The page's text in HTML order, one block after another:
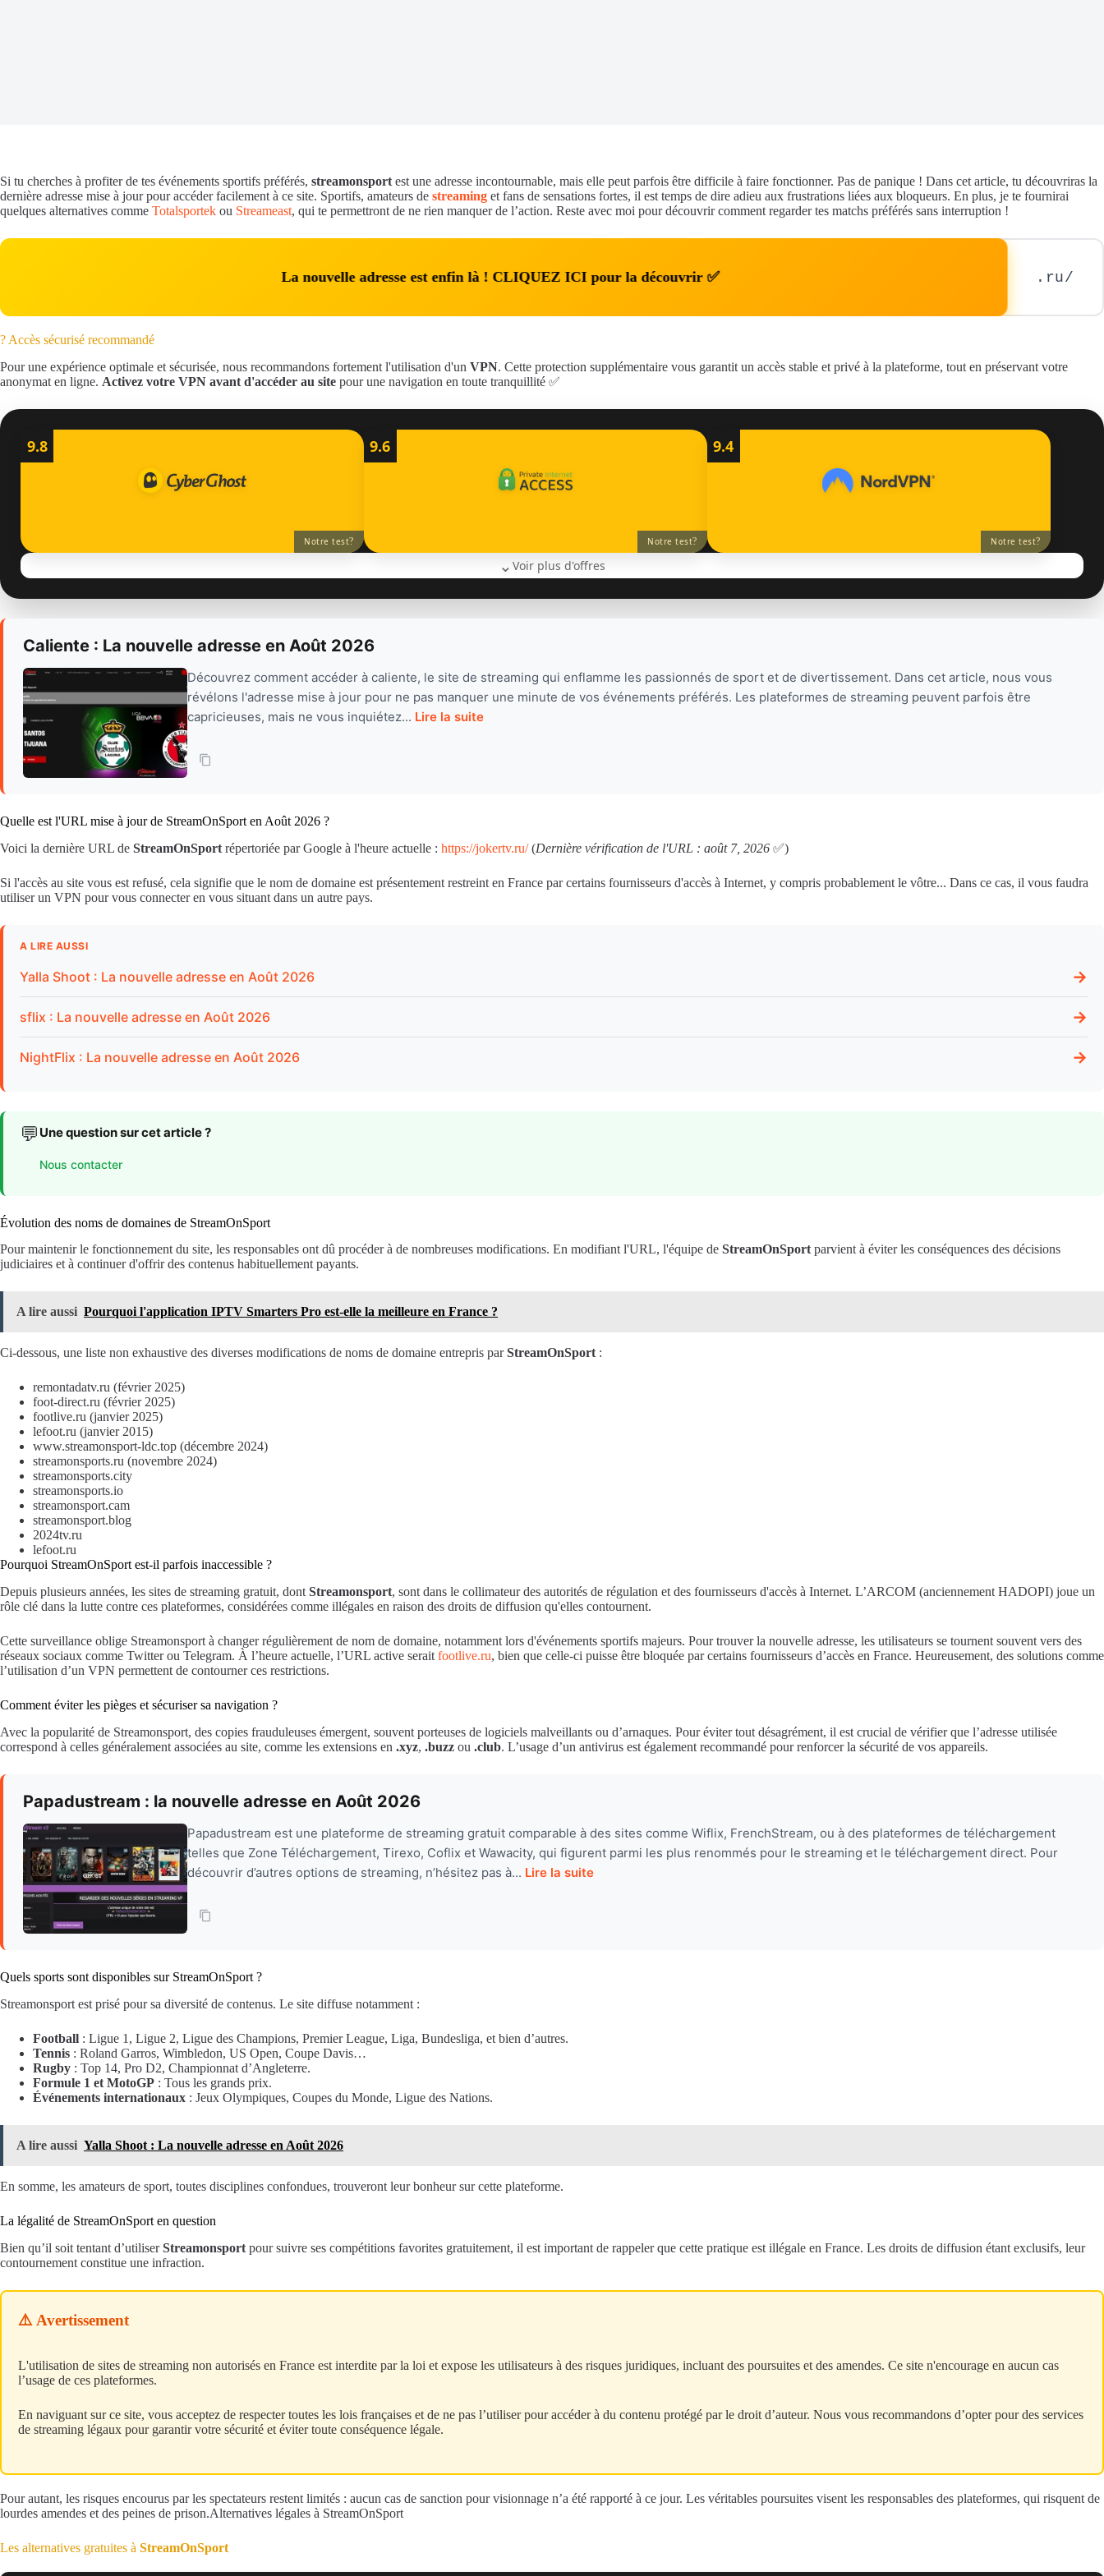
Si tu cherches à profiter de tes événements sportifs préférés, streamonsport est une adresse incontournable, mais elle peut parfois être difficile à faire fonctionner. Pas de panique ! Dans cet article, tu découvriras la
dernière adresse mise à jour pour accéder facilement à ce site. Sportifs, amateurs de streaming et fans de sensations fortes, il est temps de dire adieu aux frustrations liées aux bloqueurs. En plus, je te fournirai
quelques alternatives comme Totalsportek ou Streameast, qui te permettront de ne rien manquer de l’action. Reste avec moi pour découvrir comment regarder tes matchs préférés sans interruption !
La nouvelle adresse est enfin là ! CLIQUEZ ICI pour la découvrir ✅ .ru/
? Accès sécurisé recommandé
Pour une expérience optimale et sécurisée, nous recommandons fortement l'utilisation d'un VPN. Cette protection supplémentaire vous garantit un accès stable et privé à la plateforme, tout en préservant votre
anonymat en ligne. Activez votre VPN avant d'accéder au site pour une navigation en toute tranquillité ✅
9.8
Notre test?
9.6
Notre test?
9.4
Notre test?
⌄ Voir plus d'offres
Caliente : La nouvelle adresse en Août 2026
Découvrez comment accéder à caliente, le site de streaming qui enflamme les passionnés de sport et de divertissement. Dans cet article, nous vous
révélons l'adresse mise à jour pour ne pas manquer une minute de vos événements préférés. Les plateformes de streaming peuvent parfois être
capricieuses, mais ne vous inquiétez... Lire la suite
Quelle est l'URL mise à jour de StreamOnSport en Août 2026 ?
Voici la dernière URL de StreamOnSport répertoriée par Google à l'heure actuelle : https://jokertv.ru/(Dernière vérification de l'URL : août 7, 2026 ✅)
Si l'accès au site vous est refusé, cela signifie que le nom de domaine est présentement restreint en France par certains fournisseurs d'accès à Internet, y compris probablement le vôtre... Dans ce cas, il vous faudra
utiliser un VPN pour vous connecter en vous situant dans un autre pays.
A LIRE AUSSI
Yalla Shoot : La nouvelle adresse en Août 2026 →
sflix : La nouvelle adresse en Août 2026 →
NightFlix : La nouvelle adresse en Août 2026 →
💬 Une question sur cet article ?
Nous contacter
Évolution des noms de domaines de StreamOnSport
Pour maintenir le fonctionnement du site, les responsables ont dû procéder à de nombreuses modifications. En modifiant l'URL, l'équipe de StreamOnSport parvient à éviter les conséquences des décisions
judiciaires et à continuer d'offrir des contenus habituellement payants.
A lire aussi Pourquoi l'application IPTV Smarters Pro est-elle la meilleure en France ?
Ci-dessous, une liste non exhaustive des diverses modifications de noms de domaine entrepris parStreamOnSport :
remontadatv.ru (février 2025)
foot-direct.ru (février 2025)
footlive.ru (janvier 2025)
lefoot.ru (janvier 2015)
www.streamonsport-ldc.top (décembre 2024)
streamonsports.ru (novembre 2024)
streamonsports.city
streamonsports.io
streamonsport.cam
streamonsport.blog
2024tv.ru
lefoot.ru
Pourquoi StreamOnSport est-il parfois inaccessible ?
Depuis plusieurs années, les sites de streaming gratuit, dont Streamonsport, sont dans le collimateur des autorités de régulation et des fournisseurs d'accès à Internet. L’ARCOM (anciennement HADOPI) joue un
rôle clé dans la lutte contre ces plateformes, considérées comme illégales en raison des droits de diffusion qu'elles contournent.
Cette surveillance oblige Streamonsport à changer régulièrement de nom de domaine, notamment lors d'événements sportifs majeurs. Pour trouver la nouvelle adresse, les utilisateurs se tournent souvent vers des
réseaux sociaux comme Twitter ou Telegram. À l’heure actuelle, l’URL active serait footlive.ru, bien que celle-ci puisse être bloquée par certains fournisseurs d’accès en France. Heureusement, des solutions comme
l’utilisation d’un VPN permettent de contourner ces restrictions.
Comment éviter les pièges et sécuriser sa navigation ?
Avec la popularité de Streamonsport, des copies frauduleuses émergent, souvent porteuses de logiciels malveillants ou d’arnaques. Pour éviter tout désagrément, il est crucial de vérifier que l’adresse utilisée
correspond à celles généralement associées au site, comme les extensions en .xyz, .buzz ou .club. L’usage d’un antivirus est également recommandé pour renforcer la sécurité de vos appareils.
Papadustream : la nouvelle adresse en Août 2026
Papadustream est une plateforme de streaming gratuit comparable à des sites comme Wiflix, FrenchStream, ou à des plateformes de téléchargement
telles que Zone Téléchargement, Tirexo, Coflix et Wawacity, qui figurent parmi les plus renommés pour le streaming et le téléchargement direct. Pour
découvrir d’autres options de streaming, n’hésitez pas à... Lire la suite
Quels sports sont disponibles sur StreamOnSport ?
Streamonsport est prisé pour sa diversité de contenus. Le site diffuse notamment :
Football : Ligue 1, Ligue 2, Ligue des Champions, Premier League, Liga, Bundesliga, et bien d’autres.
Tennis : Roland Garros, Wimbledon, US Open, Coupe Davis…
Rugby : Top 14, Pro D2, Championnat d’Angleterre.
Formule 1 et MotoGP : Tous les grands prix.
Événements internationaux : Jeux Olympiques, Coupes du Monde, Ligue des Nations.
A lire aussi Yalla Shoot : La nouvelle adresse en Août 2026
En somme, les amateurs de sport, toutes disciplines confondues, trouveront leur bonheur sur cette plateforme.
La légalité de StreamOnSport en question
Bien qu’il soit tentant d’utiliserStreamonsport pour suivre ses compétitions favorites gratuitement, il est important de rappeler que cette pratique est illégale en France. Les droits de diffusion étant exclusifs, leur
contournement constitue une infraction.
⚠️ Avertissement
L'utilisation de sites de streaming non autorisés en France est interdite par la loi et expose les utilisateurs à des risques juridiques, incluant des poursuites et des amendes. Ce site n'encourage en aucun cas
l’usage de ces plateformes.
En naviguant sur ce site, vous acceptez de respecter toutes les lois françaises et de ne pas l’utiliser pour accéder à du contenu protégé par le droit d’auteur. Nous vous recommandons d’opter pour des services
de streaming légaux pour garantir votre sécurité et éviter toute conséquence légale.
Pour autant, les risques encourus par les spectateurs restent limités : aucun cas de sanction pour visionnage n’a été rapporté à ce jour. Les véritables poursuites visent les responsables des plateformes, qui risquent de
lourdes amendes et des peines de prison.Alternatives légales à StreamOnSport
Les alternatives gratuites à StreamOnSport